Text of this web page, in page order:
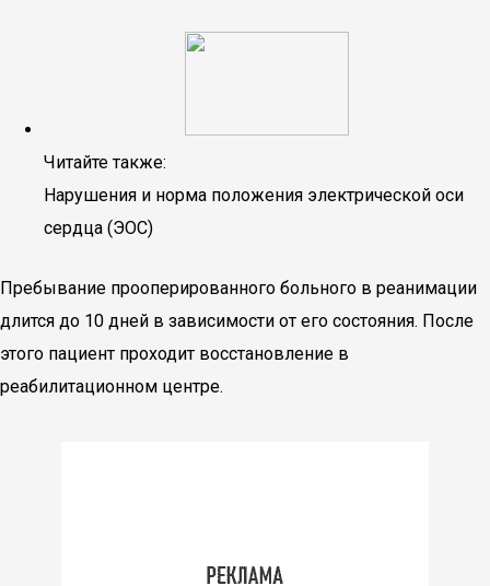
Читайте также:
Нарушения и норма положения электрической оси
сердца (ЭОС)
Пребывание прооперированного больного в реанимации
длится до 10 дней в зависимости от его состояния. После
этого пациент проходит восстановление в
реабилитационном центре.